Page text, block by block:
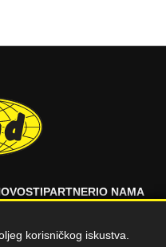
PARTNERIO NAMA
prava zadržana.
korisničkog iskustva.